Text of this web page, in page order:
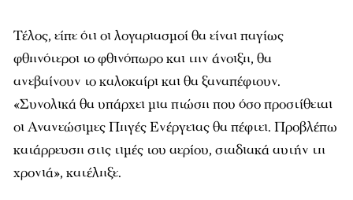
Τέλος, είπε ότι οι λογαριασμοί θα είναι παγίως
φθηνότεροι το φθινόπωρο και την άνοιξη, θα
ανεβαίνουν το καλοκαίρι και θα ξαναπέφτουν.
«Συνολικά θα υπάρχει μια πτώση που όσο προστίθεται
οι Ανανεώσιμες Πηγές Ενέργειας θα πέφτει. Προβλέπω
κατάρρευση στις τιμές του αερίου, σταδιακά αυτήν τη
χρονιά», κατέληξε.